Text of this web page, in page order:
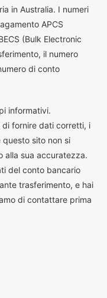
in Australia. I numeri
APCS
(Bulk Electronic
il numero
di conto
informativi.
di fornire dati corretti, i
sito non si
alla sua accuratezza.
del conto bancario
trasferimento, e hai
di contattare prima